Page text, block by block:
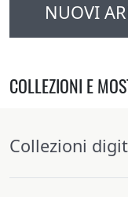
NUOVI
COLLEZIONI E
Collezioni